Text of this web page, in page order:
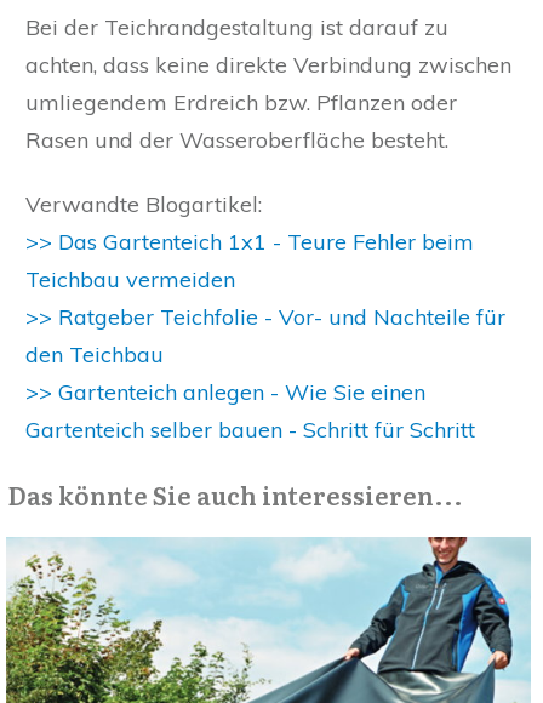
Bei der Teichrandgestaltung ist darauf zu
achten, dass keine direkte Verbindung zwischen
umliegendem Erdreich bzw. Pflanzen oder
Rasen und der Wasseroberfläche besteht.
Verwandte Blogartikel:
>> Das Gartenteich 1x1 - Teure Fehler beim
Teichbau vermeiden
>> Ratgeber Teichfolie - Vor- und Nachteile für
den Teichbau
>> Gartenteich anlegen - Wie Sie einen
Gartenteich selber bauen - Schritt für Schritt
Das könnte Sie auch interessieren...